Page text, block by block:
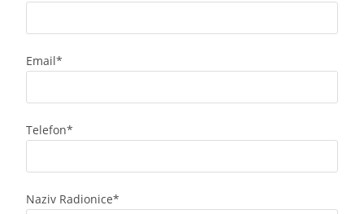
Email*
Telefon*
Naziv Radionice*